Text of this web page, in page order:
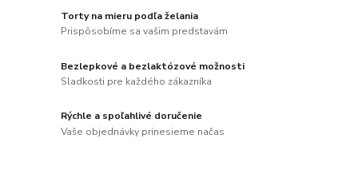
Torty na mieru podľa želania
Prispôsobíme sa vašim predstavám
Bezlepkové a bezlaktózové možnosti
Sladkosti pre každého zákazníka
Rýchle a spoľahlivé doručenie
Vaše objednávky prinesieme načas